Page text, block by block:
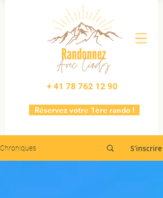
+ 41 78 762 12 90
Réservez votre 1ère rando !
Chroniques S'inscrire